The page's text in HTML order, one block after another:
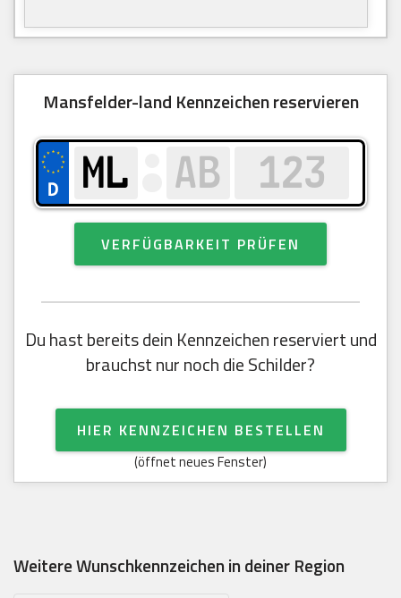
Mansfelder-land Kennzeichen reservieren
VERFÜGBARKEIT PRÜFEN
Du hast bereits dein Kennzeichen reserviert und
brauchst nur noch die Schilder?
HIER KENNZEICHEN BESTELLEN
(öffnet neues Fenster)
Weitere Wunschkennzeichen in deiner Region